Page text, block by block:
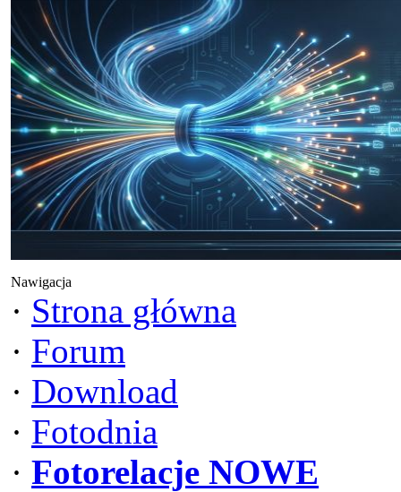
Nawigacja
· Strona główna
· Forum
· Download
· Fotodnia
· Fotorelacje NOWE